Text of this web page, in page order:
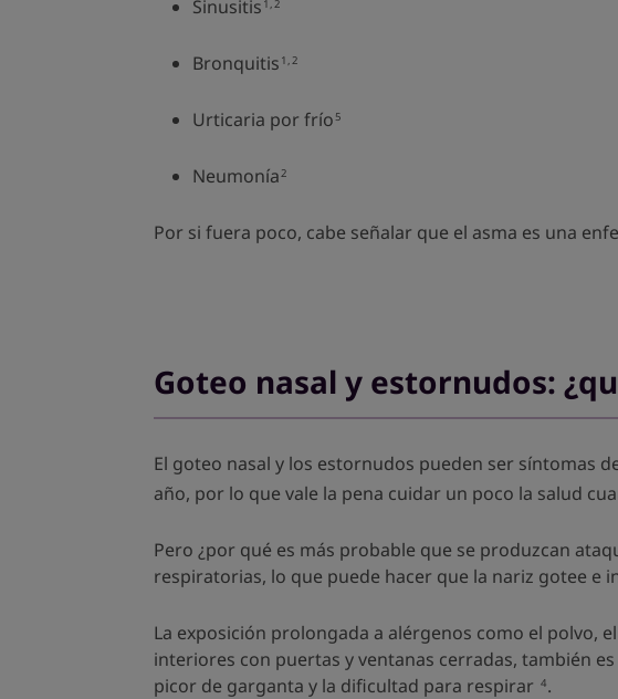
Sinusitis 1,2
Bronquitis 1,2
Urticaria por frío5
Neumonía2
Por si fuera poco, cabe señalar que el asma es una
Goteo nasal y estornudos:
El goteo nasal y los estornudos pueden ser síntomas
año, por lo que vale la pena cuidar un poco la salud
Pero ¿por qué es más probable que se produzcan
respiratorias, lo que puede hacer que la nariz gotee e
La exposición prolongada a alérgenos como el polvo,
interiores con puertas y ventanas cerradas, también
picor de garganta y la dificultad para respirar 4.